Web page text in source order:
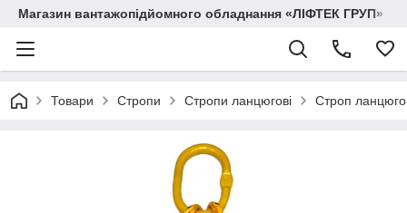
Магазин вантажопідйомного обладнання «ЛІФТЕК ГРУП»
Товари Стропи Стропи ланцюгові Строп